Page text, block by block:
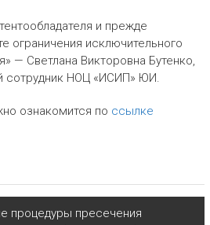
и прежде
ограничения исключительного
— Светлана Викторовна Бутенко,
сотрудник НОЦ «ИСИП» ЮИ.
ознакомится по ссылке
процедуры пресечения